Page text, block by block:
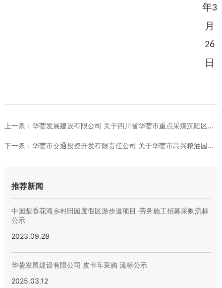
年3
月
26
日
上一条： 华蓥发展建设有限公司 关于四川省华蓥市重点采煤沉陷区华蓥市双...
下一条： 华蓥市交通投资开发有限责任公司 关于华蓥市高兴粮油园区提档升...
推荐新闻
中国梨香花海乡村田园度假区游步道项目-劳务施工招募采购流标
公示
2023.09.28
华蓥发展建设有限公司 皮卡车采购 流标公示
2025.03.12